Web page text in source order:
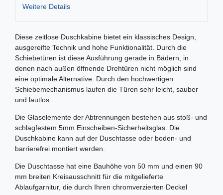
Weitere Details
Diese zeitlose Duschkabine bietet ein klassisches Design,
ausgereifte Technik und hohe Funktionalität. Durch die
Schiebetüren ist diese Ausführung gerade in Bädern, in
denen nach außen öffnende Drehtüren nicht möglich sind
eine optimale Alternative. Durch den hochwertigen
Schiebemechanismus laufen die Türen sehr leicht, sauber
und lautlos.
Die Glaselemente der Abtrennungen bestehen aus stoß- und
schlagfestem 5mm Einscheiben-Sicherheitsglas. Die
Duschkabine kann auf der Duschtasse oder boden- und
barrierefrei montiert werden.
Die Duschtasse hat eine Bauhöhe von 50 mm und einen 90
mm breiten Kreisausschnitt für die mitgelieferte
Ablaufgarnitur, die durch Ihren chromverzierten Deckel